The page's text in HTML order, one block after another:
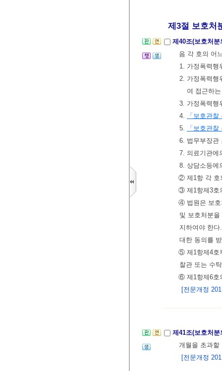
제3절 보호처
제40조(보호처
음 각 호의 어
1. 가정폭력행
2. 가정폭력행
여 접근하
3. 가정폭력행
4.
「보호관
5.
「보호관
6. 법무부장관
7. 의료기관에
8. 상담소등에
② 제1항 각 호
③ 제1항제3호
④ 법원은 보호
및 보호처분
지하여야 한
대한 동의를
⑤ 제1항제4호
찰관 또는 수
⑥ 제1항제6호
[전문개정
제41조(보호처
개월을 초과
[전문개정